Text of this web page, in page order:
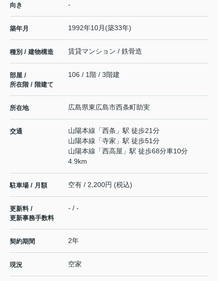
向き -
築年月 1992年10月(築33年)
種別 / 建物構造 賃貸マンション / 鉄骨造
部屋 /
所在階 / 階建て
106 / 1階 / 3階建
所在地 広島県東広島市西条町助実
交通 山陽本線 「西条 」駅 徒歩21分
山陽本線 「寺家 」駅 徒歩51分
山陽本線 「西高屋 」駅 徒歩68分車10分
4.9km
駐車場 / 月額 空有 / 2,200円 (税込)
更新料 /
更新事務手数料
- / -
契約期間 2年
現況 空家